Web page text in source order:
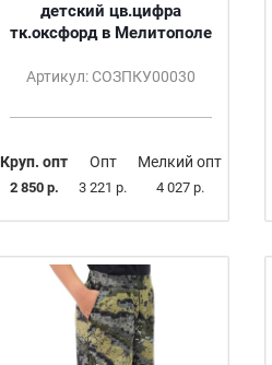
детский цв.цифра
тк.оксфорд в Мелитополе
Артикул: СОЗПКУ00030
Круп. опт
2 850 р.
Опт
3 221 р.
Мелкий опт
4 027 р.